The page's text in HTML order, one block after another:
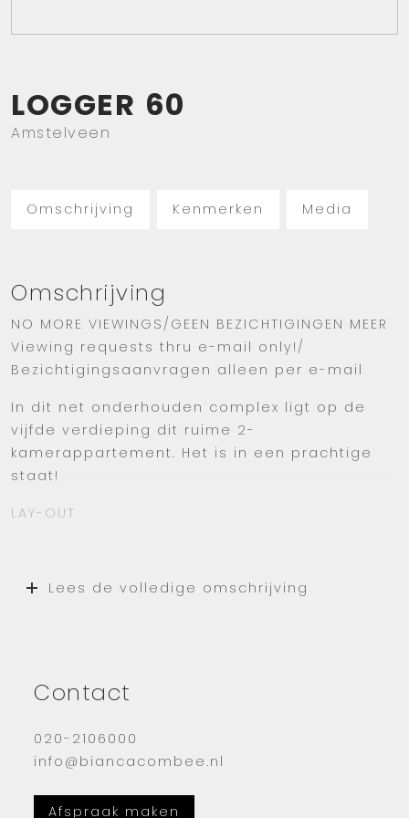
LOGGER 60
Amstelveen
Omschrijving Kenmerken Media
Omschrijving
NO MORE VIEWINGS/GEEN BEZICHTIGINGEN MEER
Viewing requests thru e-mail only!/
Bezichtigingsaanvragen alleen per e-mail
In dit net onderhouden complex ligt op de
vijfde verdieping dit ruime 2-
kamerappartement. Het is in een prachtige
staat!
LAY-OUT
voorzien van gasfornuis, afzuigkap, koelkast,
van 1 slaapkamer. De slaapkamer is uitgerust
kledingkast. De badkamer heeft een
inloopdouche en wastafel. Vanuit de gang
zijn het separate toilet en de wasruimte
Lees de volledige omschrijving
Contact
020-2106000
info@biancacombee.nl
Afspraak maken